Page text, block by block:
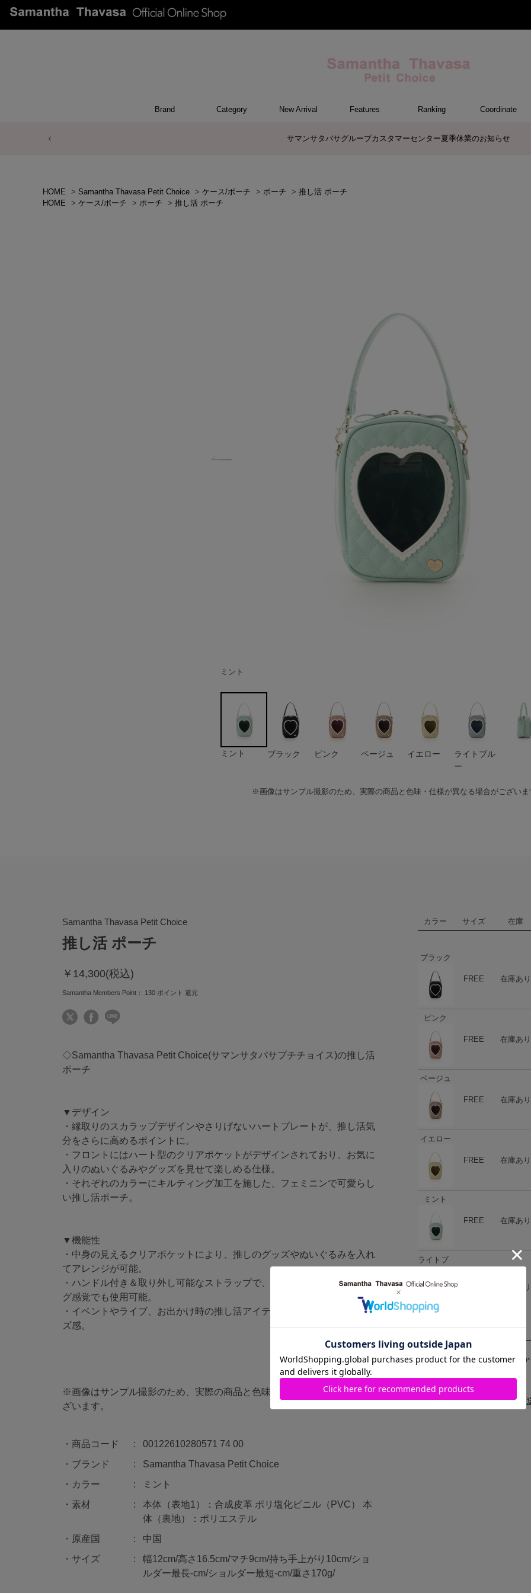
Brand Category
トートバッグ/ブリーフ
ショルダーバッグ/ミニバッグ
ボストンバッグ
リュック/バックパック
ボディバッグ/ウエストポーチ
ウォレット&スマホショルダーバッ
バッグその他
ケアアイテム
長財布
中財布
折財布/ミニ財布
コインケース/マルチケース
財布・小物その他
ポーチ
カードケース/名刺入れ
キーケース
パスケース
モバイルグッズ
ケース/ポーチその他
ファスナートップチャーム
バッグチャーム
チャームその他
New Arrival Features Ranking Coordinate
サマンサタバサグループカスタマーセンター夏季休業のお知らせ
HOME > Samantha Thavasa Petit Choice > ケース/ポーチ > ポーチ > 推し活 ポーチ
HOME
> ケース/ポーチ > ポーチ > 推し活 ポーチ
ミント
ブラック
ピンク
ベージュ
イエロー
ライトブルー
ミント ブラック ピンク ベージュ イエロー
ライトブル
ー
※画像はサンプル撮影のため、実際の商品と色味・仕様が異なる場合がございま
Samantha Thavasa Petit Choice
推し活 ポーチ
￥14,300(税込)
Samantha Members Point： 130ポイント 還元
◇Samantha Thavasa Petit Choice(サマンサタバサプチチョイス)の推し活
ポーチ
▼デザイン
・縁取りのスカラップデザインやさりげないハートプレートが、推し活気
分をさらに高めるポイントに。
・フロントにはハート型のクリアポケットがデザインされており、お気に
入りのぬいぐるみやグッズを見せて楽しめる仕様。
・それぞれのカラーにキルティング加工を施した、フェミニンで可愛らし
い推し活ポーチ。
▼機能性
・中身の見えるクリアポケットにより、推しのグッズやぬいぐるみを入れ
てアレンジが可能。
・ハンドル付き＆取り外し可能なストラップで、ポーチとしてもミニバッ
グ感覚でも使用可能。
・イベントやライブ、お出かけ時の推し活アイテム収納にぴったりのサイ
ズ感。
※画像はサンプル撮影のため、実際の商品と色味・仕様が異なる場合がご
ざいます。
商品コード
00122610280571 74 00
ブランド
Samantha Thavasa Petit Choice
カラー
ミント
素材
本体（表地1）：合成皮革 ポリ塩化ビニル（PVC） 本
体（裏地）：ポリエステル
原産国
中国
サイズ
幅12cm/高さ16.5cm/マチ9cm/持ち手上がり10cm/ショ
ルダー最長-cm/ショルダー最短-cm/重さ170g/
カラー サイズ 在庫
ブラック
FREE 在庫あり
商品在庫
ピンク
FREE 在庫あり
商品在庫
ベージュ
FREE 在庫あり
商品在庫
イエロー
FREE 在庫あり
ハート 商品在庫
ミント
FREE 在庫あり
商品在庫
ライトブ
在庫あり
ハート商品在庫
なら月々1,191円
配送と